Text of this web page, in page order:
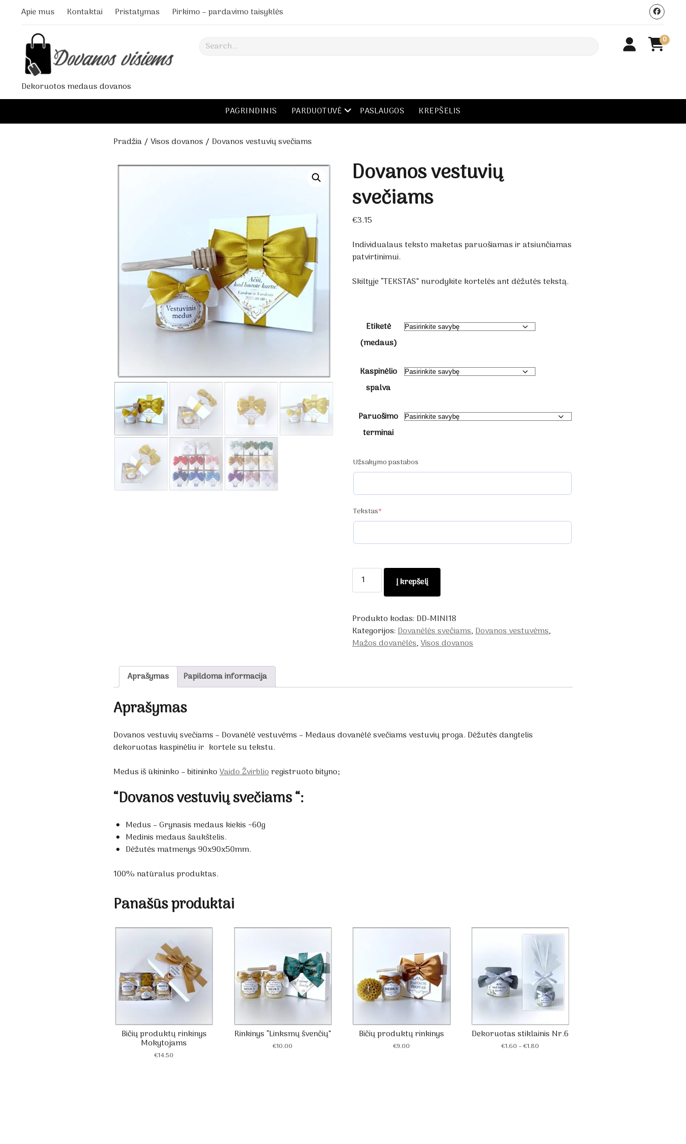
Apie mus Kontaktai Pristatymas Pirkimo – pardavimo taisyklės
Dekoruotos medaus dovanos
Search 0
PAGRINDINIS PARDUOTUVĖ open menu
PASLAUGOS KREPŠELIS
Pradžia/Visos dovanos / Dovanos vestuvių svečiams
Dovanos vestuvių
svečiams
€3.15
Individualaus teksto maketas paruošiamas ir atsiunčiamas
patvirtinimui.
Skiltyje “TEKSTAS” nurodykite kortelės ant dėžutės tekstą.
Etiketė
(medaus)
Kaspinėlio
spalva
Paruošimo
terminai
Užsakymo pastabos
Tekstas*(required)
produkto
kiekis:
svečiams
Į krepšelį
Produkto kodas: DD-MINI18
Kategorijos:Dovanėlės svečiams,Dovanos vestuvėms,
Mažos dovanėlės,Visos dovanos
Aprašymas Papildoma informacija
Aprašymas
Dovanos vestuvių svečiams – Dovanėlė vestuvėms – Medaus dovanėlė svečiams vestuvių proga. Dėžutės dangtelis
dekoruotas kaspinėliu ir kortele su tekstu.
Medus iš ūkininko – bitininkoVaido Žvirblioregistruoto bityno;
“Dovanos vestuvių svečiams “:
Medus – Grynasis medaus kiekis ~60g
Medinis medaus šaukštelis.
Dėžutės matmenys 90x90x50mm.
100% natūralus produktas.
Panašūs produktai
Bičių produktų rinkinys
Mokytojams
€14.50
Rinkinys “Linksmų švenčių”
€10.00
Bičių produktų rinkinys
€9.00
Dekoruotas stiklainis Nr.6
€1.60 –€1.80